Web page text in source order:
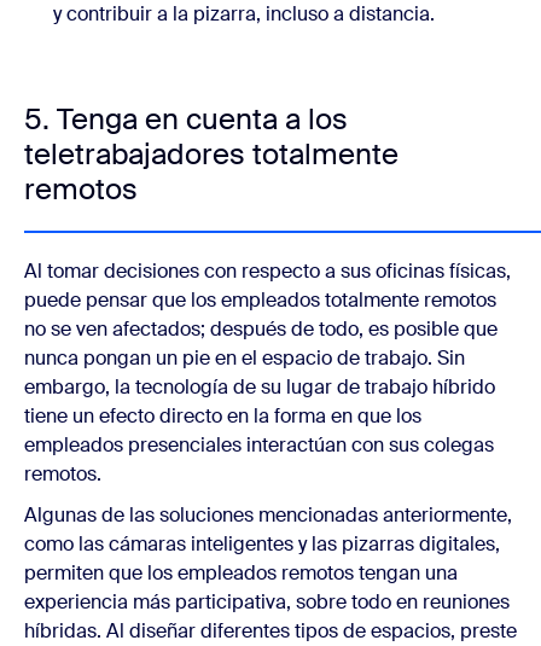
y contribuir a la pizarra, incluso a distancia.
5. Tenga en cuenta a los
teletrabajadores totalmente
remotos
Al tomar decisiones con respecto a sus oficinas físicas,
puede pensar que los empleados totalmente remotos
no se ven afectados; después de todo, es posible que
nunca pongan un pie en el espacio de trabajo. Sin
embargo, la tecnología de su lugar de trabajo híbrido
tiene un efecto directo en la forma en que los
empleados presenciales interactúan con sus colegas
remotos.
Algunas de las soluciones mencionadas anteriormente,
como las cámaras inteligentes y las pizarras digitales,
permiten que los empleados remotos tengan una
experiencia más participativa, sobre todo en reuniones
híbridas. Al diseñar diferentes tipos de espacios, preste